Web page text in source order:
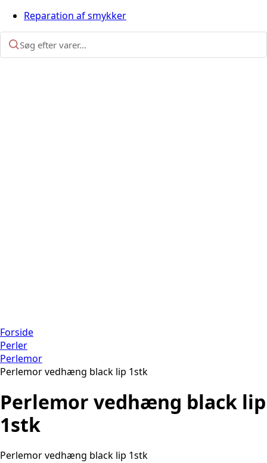
Reparation af smykker
Forside
Perler
Perlemor
Perlemor vedhæng black lip 1stk
Perlemor vedhæng black lip
1stk
Perlemor vedhæng black lip 1stk